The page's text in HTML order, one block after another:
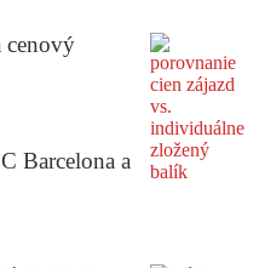
cenový
Barcelona a